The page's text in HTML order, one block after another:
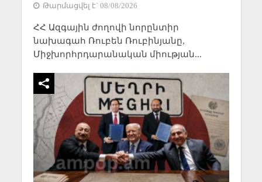
Թարմացվել է` 08/08/2026
ՀՀ Ազգային ժողովի նորընտիր
նախագահ Ռուբեն Ռուբինյանը,
Միջխորհրդարանական միության...